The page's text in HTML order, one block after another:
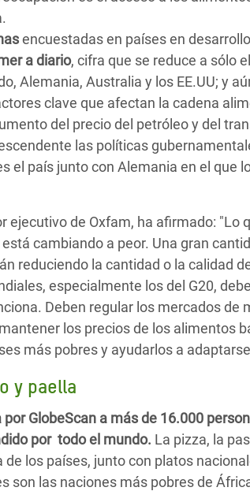
encuestadas en países en
a diario, cifra que se reduce a sólo
Alemania, Australia y los EE.UU; y
clave que afectan la cadena
del precio del petróleo y del
las políticas
el país junto con Alemania en el que
ejecutivo de Oxfam, ha afirmado:
cambiando a peor. Una gran
reduciendo la cantidad o la calidad
especialmente los del G20,
Deben regular los mercados
los precios de los alimentos
más pobres y ayudarlos a
y paella
GlobeScan a más de 16.000
por todo el mundo. La pizza, la
los países, junto con platos
son las naciones más pobres de